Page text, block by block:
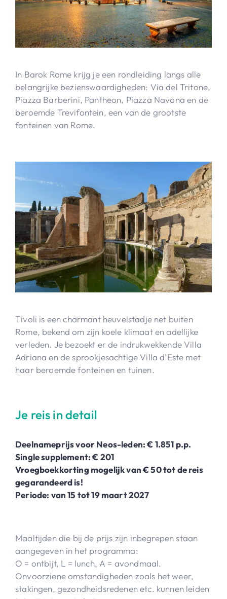
In Barok Rome krijg je een rondleiding langs alle
belangrijke bezienswaardigheden: Via del Tritone,
Piazza Barberini, Pantheon, Piazza Navona en de
beroemde Trevifontein, een van de grootste
fonteinen van Rome.
Tivoli is een charmant heuvelstadje net buiten
Rome, bekend om zijn koele klimaat en adellijke
verleden. Je bezoekt er de indrukwekkende Villa
Adriana en de sprookjesachtige Villa d’Este met
haar beroemde fonteinen en tuinen.
Je reis in detail
Deelnameprijs voor Neos-leden: € 1.851 p.p.
Single supplement: € 201
Vroegboekkorting mogelijk van € 50 tot de reis
gegarandeerd is!
Periode: van 15 tot 19 maart 2027
Maaltijden die bij de prijs zijn inbegrepen staan
aangegeven in het programma:
O = ontbijt, L = lunch, A = avondmaal.
Onvoorziene omstandigheden zoals het weer,
stakingen, gezondheidsredenen etc. kunnen leiden